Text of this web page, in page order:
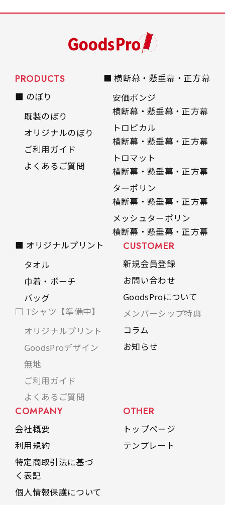
PRODUCTS
■ のぼり
既製のぼり
オリジナルのぼり
ご利用ガイド
よくあるご質問
■ 横断幕・懸垂幕・正方幕
安価ポンジ
横断幕・懸垂幕・正方幕
トロピカル
横断幕・懸垂幕・正方幕
トロマット
横断幕・懸垂幕・正方幕
ターポリン
横断幕・懸垂幕・正方幕
メッシュターポリン
横断幕・懸垂幕・正方幕
■ オリジナルプリント
タオル
巾着・ポーチ
バッグ
□ Tシャツ【準備中】
オリジナルプリント
GoodsProデザイン
無地
ご利用ガイド
よくあるご質問
CUSTOMER
新規会員登録
お問い合わせ
GoodsProについて
メンバーシップ特典
コラム
お知らせ
COMPANY
会社概要
利用規約
特定商取引法に基づ
く表記
個人情報保護について
OTHER
トップページ
テンプレート